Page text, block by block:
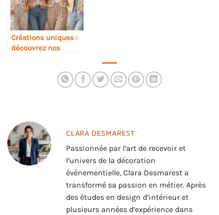
Créations uniques :
découvrez nos
CLARA DESMAREST
Passionnée par l’art de recevoir et
l’univers de la décoration
événementielle, Clara Desmarest a
transformé sa passion en métier. Après
des études en design d’intérieur et
plusieurs années d’expérience dans